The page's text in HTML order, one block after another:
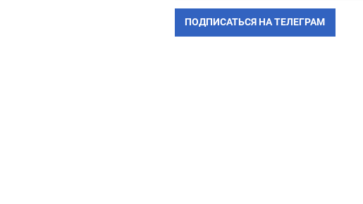
ПОДПИСАТЬСЯ НА ТЕЛЕГРАМ